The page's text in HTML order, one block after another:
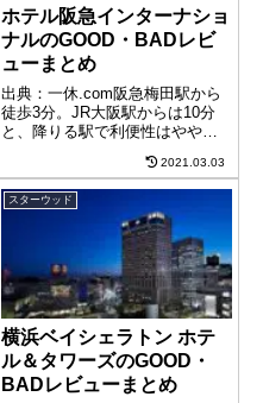
ホテル阪急インターナショ
ナルのGOOD・BADレビ
ューまとめ
出典：一休.com阪急梅田駅から
徒歩3分。JR大阪駅からは10分
と、降りる駅で利便性はやや異
以上と非常に贅沢な造り。調度
品もゴージャスにまとめられて
おり、高級感溢れるホテルで
す。「ホテル阪急インターナシ
2021.03.03
スターウッド
横浜ベイシェラトン ホテ
ル＆タワーズのGOOD・
BADレビューまとめ